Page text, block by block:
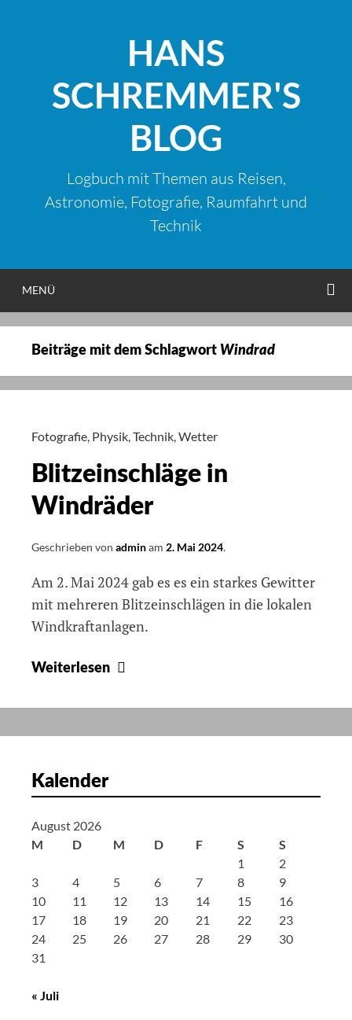
HANS
SCHREMMER'S
BLOG
Logbuch mit Themen aus Reisen,
Astronomie, Fotografie, Raumfahrt und
Technik
MENÜ
Beiträge mit dem Schlagwort Windrad
Fotografie, Physik,Technik,Wetter
Blitzeinschläge in
Windräder
Geschrieben von adminam 2. Mai 2024.
Am 2. Mai 2024 gab es es ein starkes Gewitter
mit mehreren Blitzeinschlägen in die lokalen
Windkraftanlagen.
Weiterlesen
Windräder
Kalender
August 2026
M
D M D F S
S
1
2
3
4 5 6 7 8
9
10
11 12 13 14 15
16
17
18 19 20 21 22
23
24
25 26 27 28 29
30
31
« Juli